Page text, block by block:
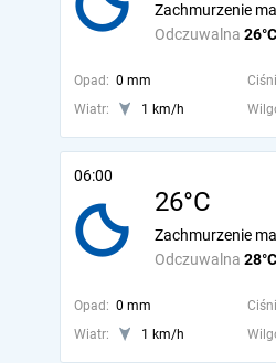
Odczuwalna 26°C
Zachmurzenie
Opad: 0 mm
Wiatr:
1 km/h
06:00
26°C
Odczuwalna 28°C
Zachmurzenie
Opad: 0 mm
Wiatr:
1 km/h